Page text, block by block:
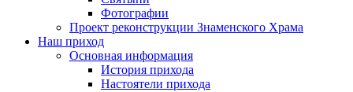
Фотографии
Проект реконструкции Знаменского Храма
Наш приход
Основная информация
История прихода
Настоятели прихода